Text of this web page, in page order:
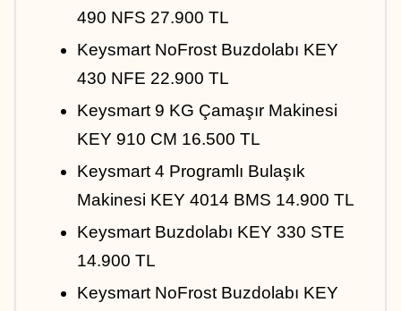
490 NFS 27.900 TL
Keysmart NoFrost Buzdolabı KEY
430 NFE 22.900 TL
Keysmart 9 KG Çamaşır Makinesi
KEY 910 CM 16.500 TL
Keysmart 4 Programlı Bulaşık
Makinesi KEY 4014 BMS 14.900 TL
Keysmart Buzdolabı KEY 330 STE
14.900 TL
Keysmart NoFrost Buzdolabı KEY